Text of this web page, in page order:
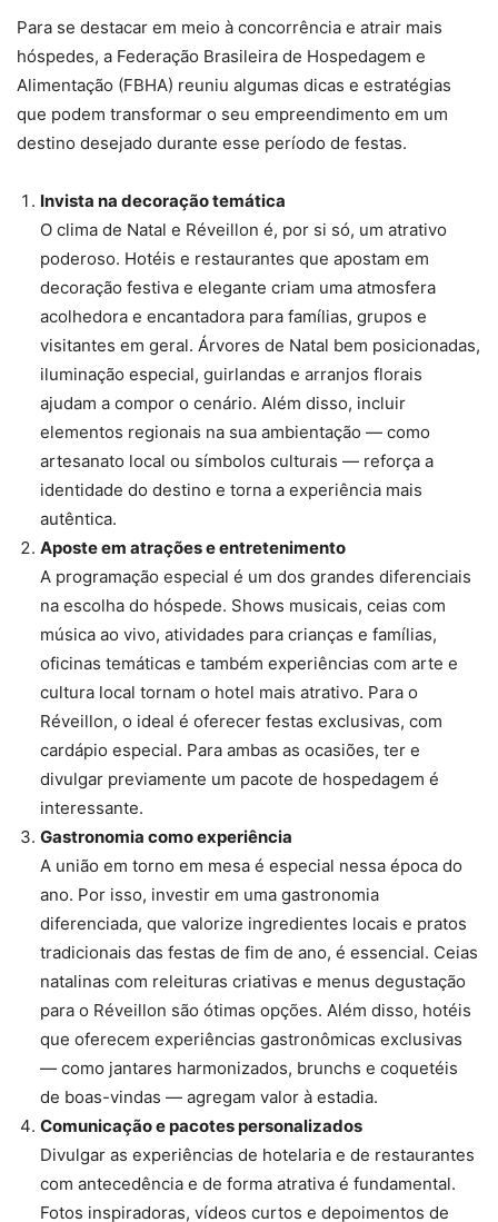
Para se destacar em meio à concorrência e atrair mais
hóspedes, a Federação Brasileira de Hospedagem e
Alimentação (FBHA) reuniu algumas dicas e estratégias
que podem transformar o seu empreendimento em um
destino desejado durante esse período de festas.
Invista na decoração temática
O clima de Natal e Réveillon é, por si só, um atrativo
poderoso. Hotéis e restaurantes que apostam em
decoração festiva e elegante criam uma atmosfera
acolhedora e encantadora para famílias, grupos e
visitantes em geral. Árvores de Natal bem posicionadas,
iluminação especial, guirlandas e arranjos florais
ajudam a compor o cenário. Além disso, incluir
elementos regionais na sua ambientação — como
artesanato local ou símbolos culturais — reforça a
identidade do destino e torna a experiência mais
autêntica.
Aposte em atrações e entretenimento
A programação especial é um dos grandes diferenciais
na escolha do hóspede. Shows musicais, ceias com
música ao vivo, atividades para crianças e famílias,
oficinas temáticas e também experiências com arte e
cultura local tornam o hotel mais atrativo. Para o
Réveillon, o ideal é oferecer festas exclusivas, com
cardápio especial. Para ambas as ocasiões, ter e
divulgar previamente um pacote de hospedagem é
interessante.
Gastronomia como experiência
A união em torno em mesa é especial nessa época do
ano. Por isso, investir em uma gastronomia
diferenciada, que valorize ingredientes locais e pratos
tradicionais das festas de fim de ano, é essencial. Ceias
natalinas com releituras criativas e menus degustação
para o Réveillon são ótimas opções. Além disso, hotéis
que oferecem experiências gastronômicas exclusivas
— como jantares harmonizados, brunchs e coquetéis
de boas-vindas — agregam valor à estadia.
Comunicação e pacotes personalizados
Divulgar as experiências de hotelaria e de restaurantes
com antecedência e de forma atrativa é fundamental.
Fotos inspiradoras, vídeos curtos e depoimentos de